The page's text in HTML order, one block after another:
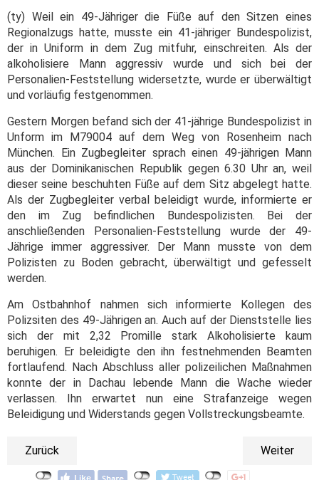
(ty) Weil ein 49-Jähriger die Füße auf den Sitzen eines
Regionalzugs hatte, musste ein 41-jähriger Bundespolizist,
der in Uniform in dem Zug mitfuhr, einschreiten. Als der
alkoholisiere Mann aggressiv wurde und sich bei der
Personalien-Feststellung widersetzte, wurde er überwältigt
und vorläufig festgenommen.
Gestern Morgen befand sich der 41-jährige Bundespolizist in
Unform im M79004 auf dem Weg von Rosenheim nach
München. Ein Zugbegleiter sprach einen 49-jährigen Mann
aus der Dominikanischen Republik gegen 6.30 Uhr an, weil
dieser seine beschuhten Füße auf dem Sitz abgelegt hatte.
Als der Zugbegleiter verbal beleidigt wurde, informierte er
den im Zug befindlichen Bundespolizisten. Bei der
anschließenden Personalien-Feststellung wurde der 49-
Jährige immer aggressiver. Der Mann musste von dem
Polizisten zu Boden gebracht, überwältigt und gefesselt
werden.
Am Ostbahnhof nahmen sich informierte Kollegen des
Polizsiten des 49-Jährigen an. Auch auf der Dienststelle lies
sich der mit 2,32 Promille stark Alkoholisierte kaum
beruhigen. Er beleidigte den ihn festnehmenden Beamten
fortlaufend. Nach Abschluss aller polizeilichen Maßnahmen
konnte der in Dachau lebende Mann die Wache wieder
verlassen. Ihn erwartet nun eine Strafanzeige wegen
Beleidigung und Widerstands gegen Vollstreckungsbeamte.
Zurück Weiter